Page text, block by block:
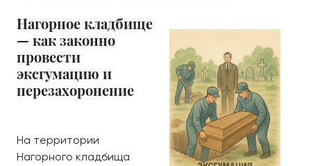
Нагорное кладбище
— как законно
провести
эксгумацию и
перезахоронение
На территории
Нагорного кладбища